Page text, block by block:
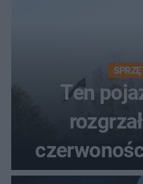
Ten
pytali,